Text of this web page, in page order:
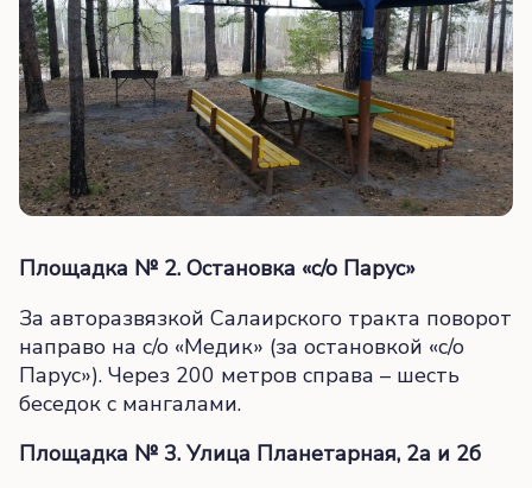
Площадка № 2. Остановка «с/о Парус»
За авторазвязкой Салаирского тракта поворот
направо на с/о «Медик» (за остановкой «с/о
Парус»). Через 200 метров справа – шесть
беседок с мангалами.
Площадка № 3. Улица Планетарная, 2а и 2б